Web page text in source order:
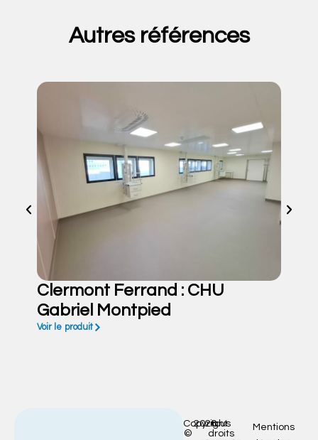
Autres références
Clermont Ferrand : CHU
Gabriel Montpied
Voir le produit
Copyright
©
2026tous
droits
Mentions